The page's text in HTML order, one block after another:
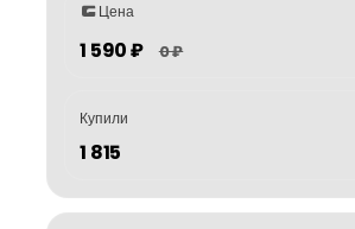
Цена
1 590 ₽ 0 ₽
Купили
1 815